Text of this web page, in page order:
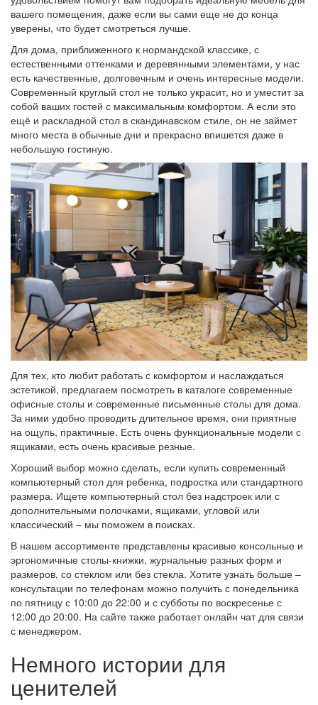
вашего помещения, даже если вы сами еще не до конца
уверены, что будет смотреться лучше.
Для дома, приближенного к нормандской классике, с
естественными оттенками и деревянными элементами, у нас
есть качественные, долговечным и очень интересные модели.
Современный круглый стол не только украсит, но и уместит за
собой ваших гостей с максимальным комфортом. А если это
ещё и раскладной стол в скандинавском стиле, он не займет
много места в обычные дни и прекрасно впишется даже в
небольшую гостиную.
Для тех, кто любит работать с комфортом и наслаждаться
эстетикой, предлагаем посмотреть в каталоге современные
офисные столы и современные письменные столы для дома.
За ними удобно проводить длительное время, они приятные
на ощупь, практичные. Есть очень функциональные модели с
ящиками, есть очень красивые резные.
Хороший выбор можно сделать, если купить современный
компьютерный стол для ребенка, подростка или стандартного
размера. Ищете компьютерный стол без надстроек или с
дополнительными полочками, ящиками, угловой или
классический – мы поможем в поисках.
В нашем ассортименте представлены красивые консольные и
эргономичные столы-книжки, журнальные разных форм и
размеров, со стеклом или без стекла. Хотите узнать больше –
консультации по телефонам можно получить с понедельника
по пятницу с 10:00 до 22:00 и с субботы по воскресенье с
12:00 до 20:00. На сайте также работает онлайн чат для связи
с менеджером.
Немного истории для
ценителей